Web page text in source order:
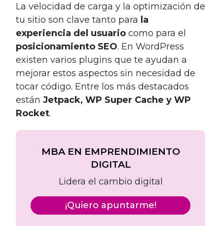
La velocidad de carga y la optimización de
tu sitio son clave tanto para la
experiencia del usuario como para el
posicionamiento SEO. En WordPress
existen varios plugins que te ayudan a
mejorar estos aspectos sin necesidad de
tocar código. Entre los más destacados
están Jetpack, WP Super Cache y WP
Rocket.
MBA EN EMPRENDIMIENTO
DIGITAL
Lidera el cambio digital
¡Quiero apuntarme!